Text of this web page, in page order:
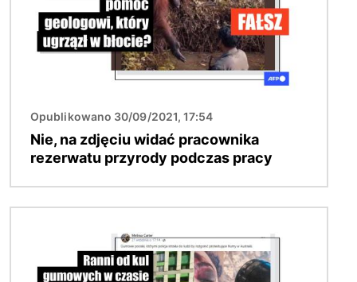
Opublikowano 30/09/2021, 17:54
Nie, na zdjęciu widać pracownika
rezerwatu przyrody podczas pracy